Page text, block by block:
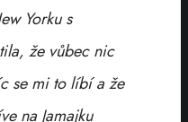
Yorku s
že vůbec nic
se mi to líbí a že
na Jamajku